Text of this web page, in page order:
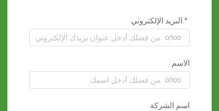
البريد الإلكتروني
0/100
الاسم
0/100
اسم الشركة